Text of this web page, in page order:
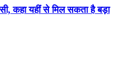
कहा यहीं से मिल सकता है बड़ा